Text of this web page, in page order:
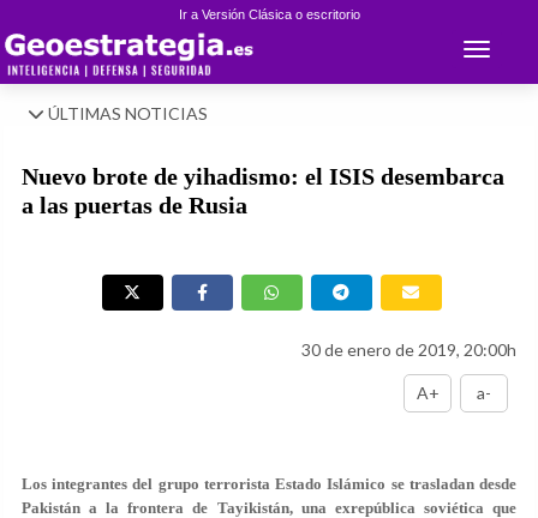
Ir a Versión Clásica o escritorio
Toggle
ÚLTIMAS NOTICIAS
Nuevo brote de yihadismo: el ISIS desembarca
a las puertas de Rusia
30 de enero de 2019, 20:00h
A+ a-
Los integrantes del grupo terrorista Estado Islámico se trasladan desde
Pakistán a la frontera de Tayikistán, una exrepública soviética que